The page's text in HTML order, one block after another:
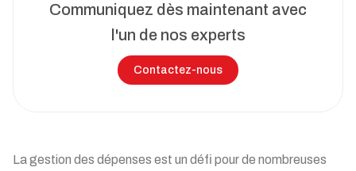
Communiquez dès maintenant avec
l'un de nos experts
Contactez-nous
La gestion des dépenses est un défi pour de nombreuses